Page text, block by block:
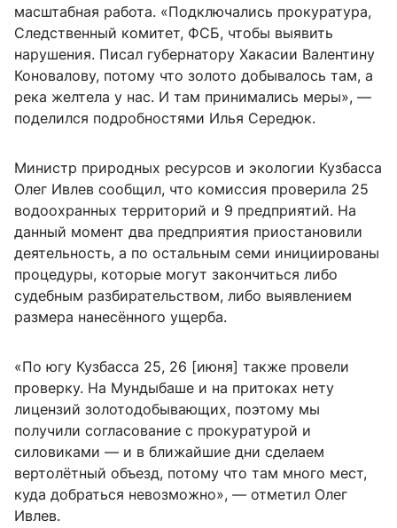
масштабная работа. «Подключались прокуратура,
Следственный комитет, ФСБ, чтобы выявить
нарушения. Писал губернатору Хакасии Валентину
Коновалову, потому что золото добывалось там, а
река желтела у нас. И там принимались меры», —
поделился подробностями Илья Середюк.
Министр природных ресурсов и экологии Кузбасса
Олег Ивлев сообщил, что комиссия проверила 25
водоохранных территорий и 9 предприятий. На
данный момент два предприятия приостановили
деятельность, а по остальным семи инициированы
процедуры, которые могут закончиться либо
судебным разбирательством, либо выявлением
размера нанесённого ущерба.
«По югу Кузбасса 25, 26 [июня] также провели
проверку. На Мундыбаше и на притоках нету
лицензий золотодобывающих, поэтому мы
получили согласование с прокуратурой и
силовиками — и в ближайшие дни сделаем
вертолётный объезд, потому что там много мест,
куда добраться невозможно», — отметил Олег
Ивлев.